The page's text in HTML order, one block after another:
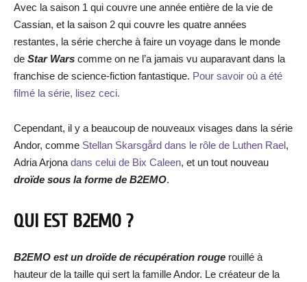
Avec la saison 1 qui couvre une année entière de la vie de
Cassian, et la saison 2 qui couvre les quatre années
restantes, la série cherche à faire un voyage dans le monde
de Star Wars comme on ne l’a jamais vu auparavant dans la
franchise de science-fiction fantastique. Pour savoir où a été
filmé la série, lisez ceci.
Cependant, il y a beaucoup de nouveaux visages dans la série
Andor, comme Stellan Skarsgård dans le rôle de Luthen Rael,
Adria Arjona dans celui de Bix Caleen, et un tout nouveau
droïde sous la forme de B2EMO.
QUI EST B2EMO ?
B2EMO est un droïde de récupération rouge rouillé à
hauteur de la taille qui sert la famille Andor. Le créateur de la